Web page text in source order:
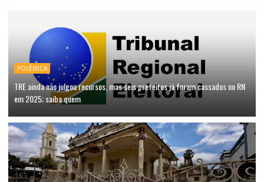
POLÊMICA
TRE ainda não julgou recursos, mas seis prefeitos já foram cassados no RN
em 2025; saiba quem